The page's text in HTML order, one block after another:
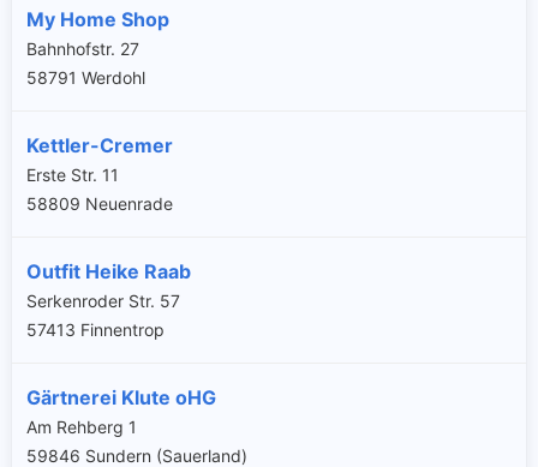
My Home Shop
Bahnhofstr. 27
58791 Werdohl
Kettler-Cremer
Erste Str. 11
58809 Neuenrade
Outfit Heike Raab
Serkenroder Str. 57
57413 Finnentrop
Gärtnerei Klute oHG
Am Rehberg 1
59846 Sundern (Sauerland)